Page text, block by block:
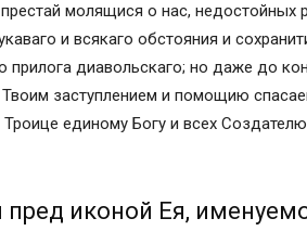
Христа, ангелов и святых
иконой Умиление Серафимо-
молящися о нас, недостойных
и всякаго обстояния и
прилога диавольскаго; но даже до
заступлением и помощию
Троице единому Богу и всех
иконой Ея,